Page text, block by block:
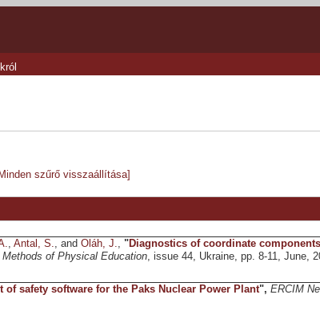
[Minden szűrő visszaállítása]
Antal, S. , and Oláh, J. "Diagnostics of coordinate
Methods of Physical Education, issue 44, Ukraine, pp. 8-11, June,
of safety software for the Paks Nuclear Power Plant", ERCIM